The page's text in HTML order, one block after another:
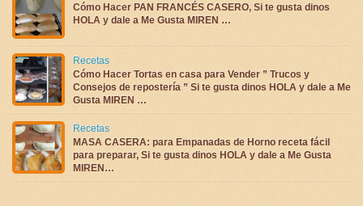
Cómo Hacer PAN FRANCÉS CASERO, Si te gusta dinos
HOLA y dale a Me Gusta MIREN …
Recetas
Cómo Hacer Tortas en casa para Vender ” Trucos y
Consejos de repostería ” Si te gusta dinos HOLA y dale a Me
Gusta MIREN …
Recetas
MASA CASERA: para Empanadas de Horno receta fácil
para preparar, Si te gusta dinos HOLA y dale a Me Gusta
MIREN…